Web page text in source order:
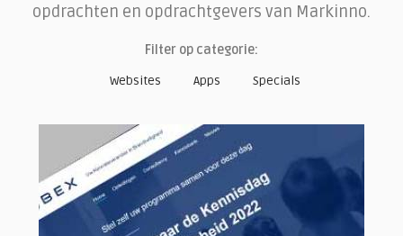
opdrachten en opdrachtgevers van Markinno.
Filter op categorie:
Websites
Apps Specials